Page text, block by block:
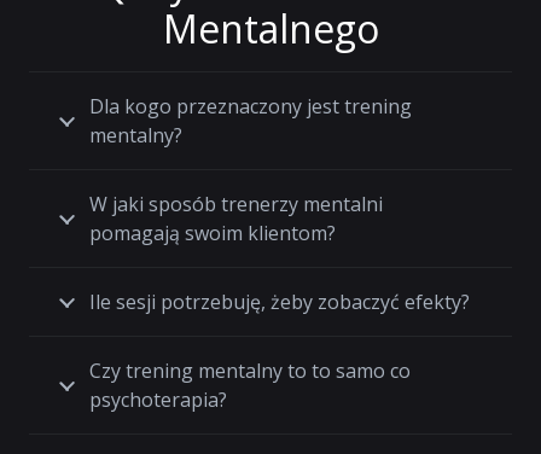
Mentalnego
Dla kogo przeznaczony jest trening
mentalny?
W jaki sposób trenerzy mentalni
pomagają swoim klientom?
Ile sesji potrzebuję, żeby zobaczyć efekty?
Czy trening mentalny to to samo co
psychoterapia?